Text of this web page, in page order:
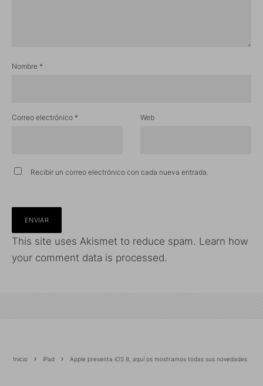
Nombre *
Correo electrónico * Web
Recibir un correo electrónico con cada nueva entrada.
This site uses Akismet to reduce spam. Learn how
your comment data is processed.
Inicio iPad Apple presenta iOS 8, aquí os mostramos todas sus novedades